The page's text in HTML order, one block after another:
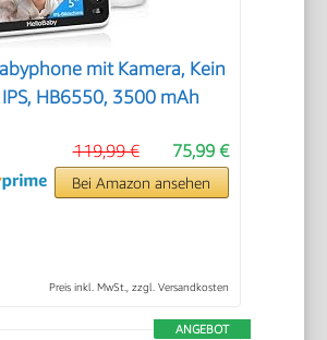
mit Kamera, Kein
HB6550, 3500 mAh
75,99 €
119,99 €
Bei Amazon ansehen
Preis inkl. MwSt., zzgl. Versandkosten
ANGEBOT